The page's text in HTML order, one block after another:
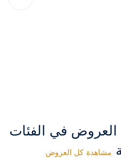
في الفئات
مشاهدة كل العروض